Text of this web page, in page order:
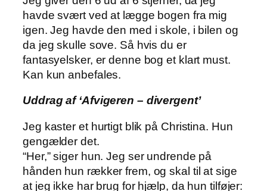
havde svært ved at lægge bogen fra mig
igen. Jeg havde den med i skole, i bilen og
da jeg skulle sove. Så hvis du er
fantasyelsker, er denne bog et klart must.
Kan kun anbefales.
Uddrag af ‘Afvigeren – divergent’
Jeg kaster et hurtigt blik på Christina. Hun
gengælder det.
“Her,” siger hun. Jeg ser undrende på
hånden hun rækker frem, og skal til at sige
at jeg ikke har brug for hjælp, da hun tilføjer: